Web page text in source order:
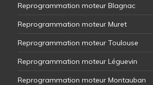
Reprogrammation moteur Blagnac
Reprogrammation moteur Muret
Reprogrammation moteur Toulouse
Reprogrammation moteur Léguevin
Reprogrammation moteur Montauban